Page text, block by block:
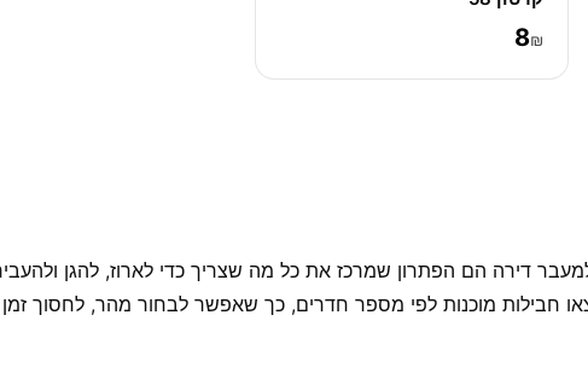
₪
8
דירה הם הפתרון שמרכז את כל מה שצריך כדי לארוז, להגן
חבילות מוכנות לפי מספר חדרים, כך שאפשר לבחור מהר, לחסוך זמן